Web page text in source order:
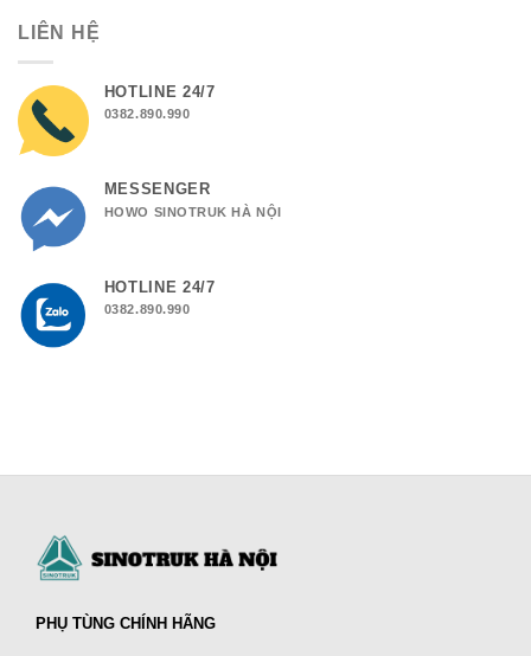
LIÊN HỆ
HOTLINE 24/7
0382.890.990
MESSENGER
HOWO SINOTRUK HÀ NỘI
HOTLINE 24/7
0382.890.990
PHỤ TÙNG CHÍNH HÃNG